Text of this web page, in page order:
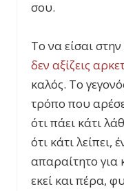
σου.
Το να είσαι
δεν αξίζεις
καλός. Το
τρόπο που
ότι πάει κάτι
ότι κάτι λείπει,
απαραίτητο για
εκεί και πέρα,